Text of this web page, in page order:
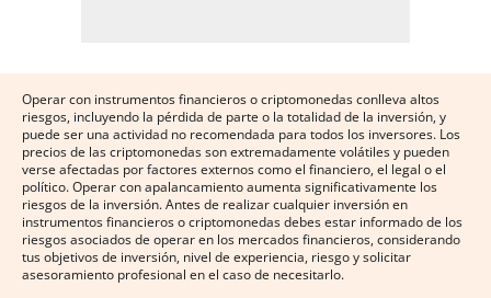
Operar con instrumentos financieros o criptomonedas conlleva altos
riesgos, incluyendo la pérdida de parte o la totalidad de la inversión, y
puede ser una actividad no recomendada para todos los inversores. Los
precios de las criptomonedas son extremadamente volátiles y pueden
verse afectadas por factores externos como el financiero, el legal o el
político. Operar con apalancamiento aumenta significativamente los
riesgos de la inversión. Antes de realizar cualquier inversión en
instrumentos financieros o criptomonedas debes estar informado de los
riesgos asociados de operar en los mercados financieros, considerando
tus objetivos de inversión, nivel de experiencia, riesgo y solicitar
asesoramiento profesional en el caso de necesitarlo.